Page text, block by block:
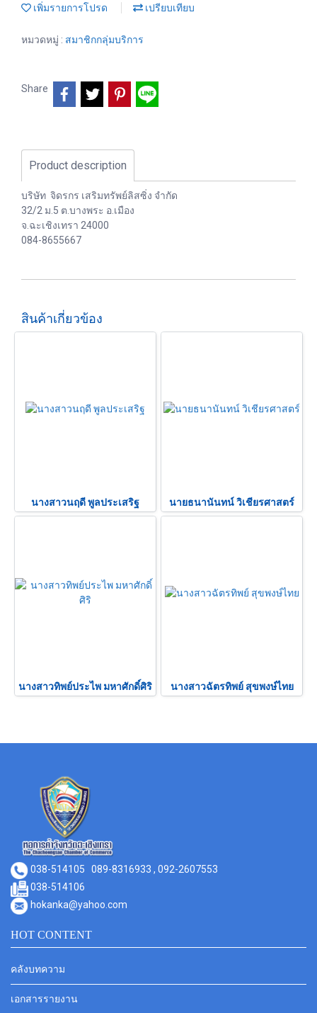
เพิ่มรายการโปรด เปรียบเทียบ
หมวดหมู่ : สมาชิกกลุ่มบริการ
Share
Product description
บริษัท จิดรกร เสริมทรัพย์ลิสซิ่ง จำกัด
32/2 ม.5 ต.บางพระ อ.เมือง
จ.ฉะเชิงเทรา 24000
084-8655667
สินค้าเกี่ยวข้อง
นางสาวนฤดี พูลประเสริฐ นายธนานันทน์ วิเชียรศาสตร์
นางสาวทิพย์ประไพ มหาศักดิ์ศิริ นางสาวฉัตรทิพย์ สุขพงษ์ไทย
038-514105 089-8316933 , 092-2607553
038-514106
hokanka@yahoo.com
HOT CONTENT
คลังบทความ
เอกสารรายงาน